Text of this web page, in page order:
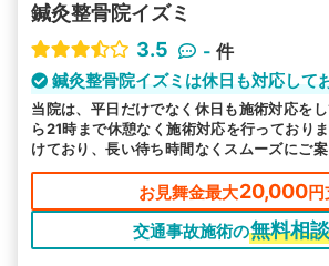
鍼灸整骨院イズミ
3.5
- 件
鍼灸整骨院イズミは休日も対応して
当院は、平日だけでなく休日も施術対応を
ら21時まで休憩なく施術対応を行っており
けており、長い待ち時間なくスムーズにご案
お見舞金最大20,000円
交通事故施術の無料相談